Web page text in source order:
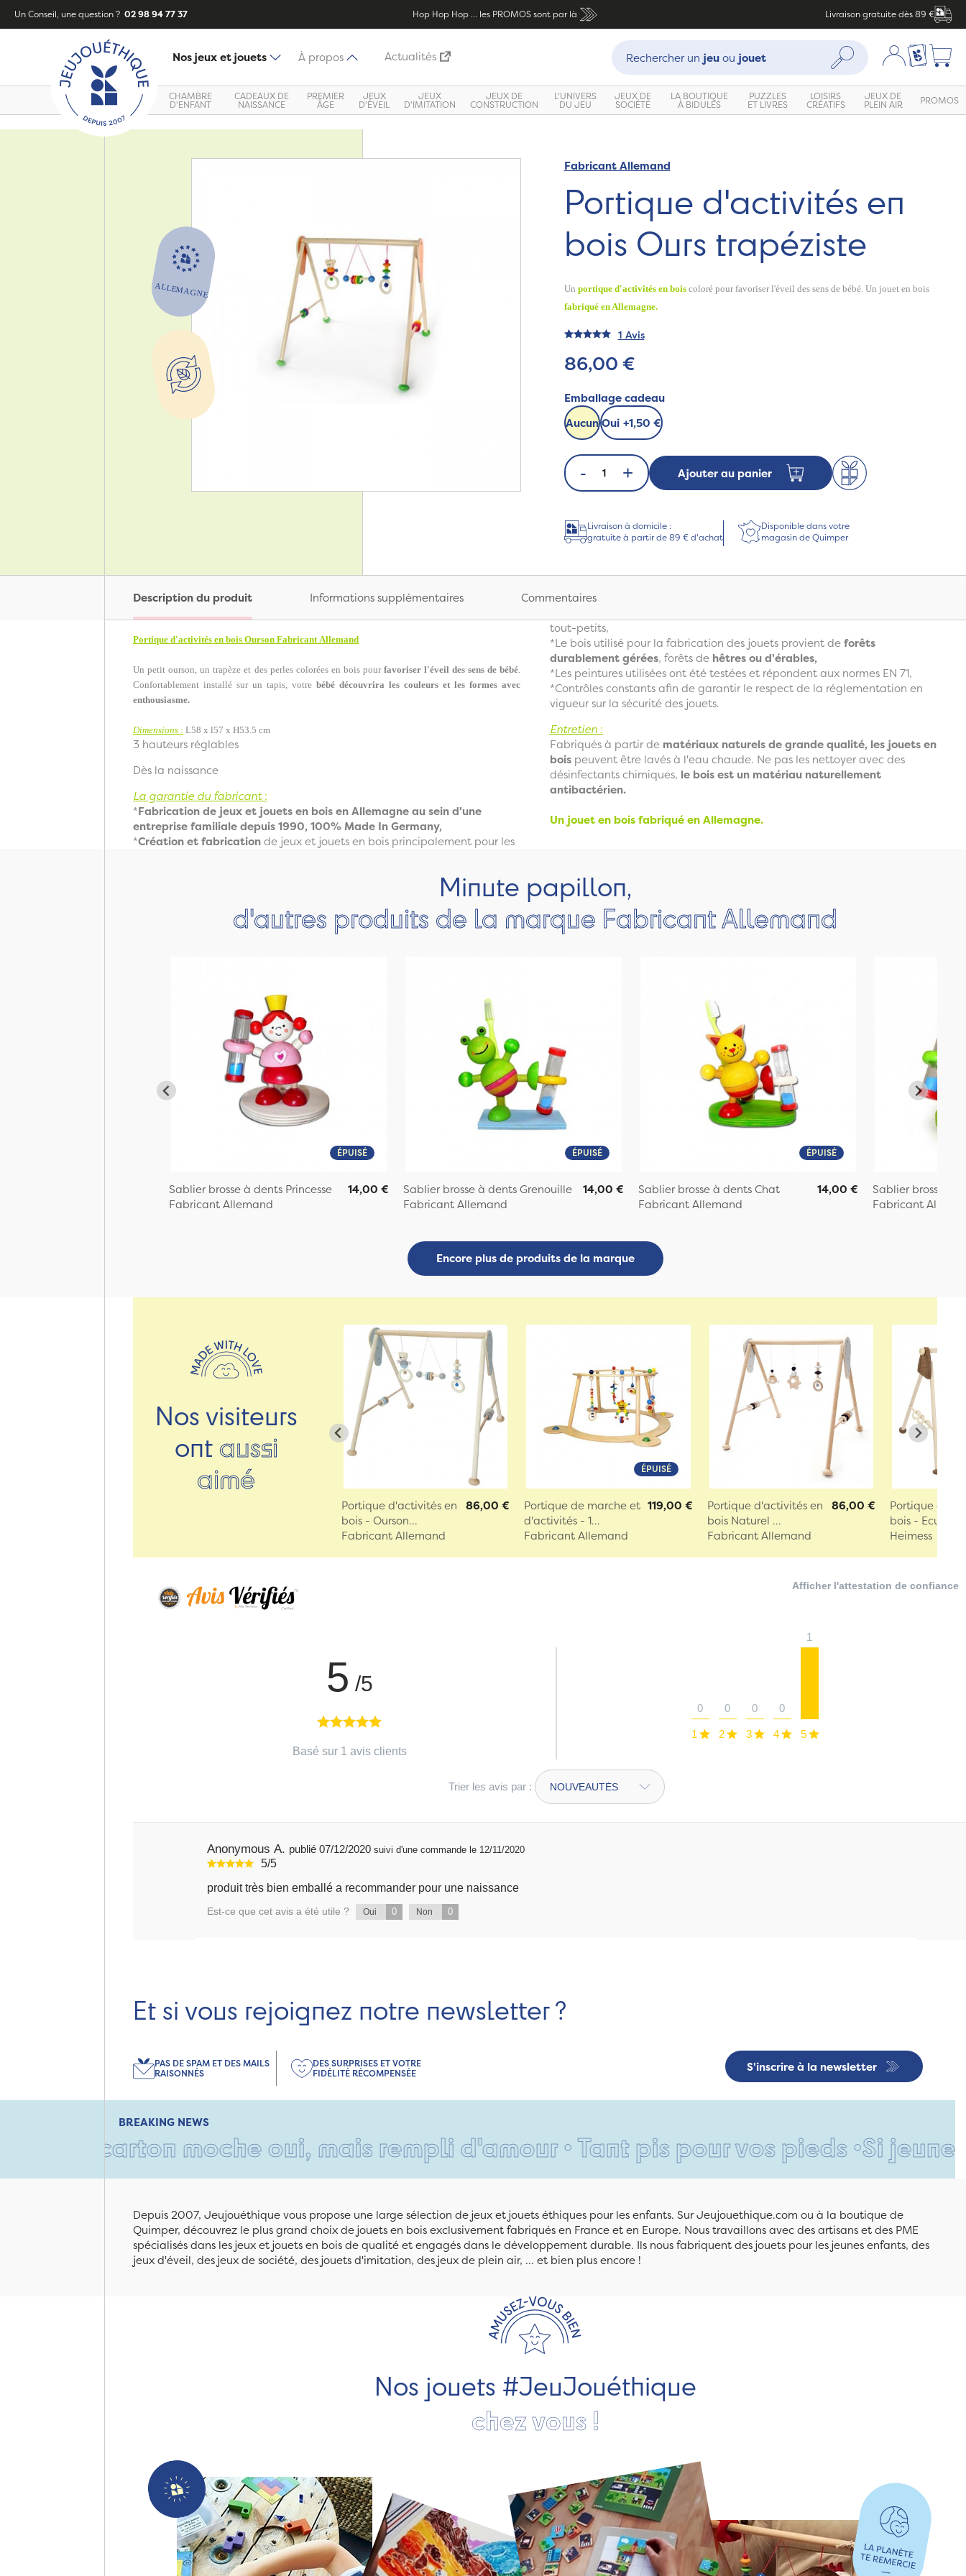
Un Conseil, une question ? 02 98 94 77 37 Hop Hop Hop ... les PROMOS sont par là Livraison gratuite dès 89 €
Nos jeux et jouets À propos Actualités
Recherche :
Rechercher un jeuou jouet Rechercher Mon compte
Ma liste
CHAMBRE
D'ENFANT
CADEAUX DE
NAISSANCE
PREMIER
ÂGE
JEUX
D'ÉVEIL
JEUX
D'IMITATION
JEUX DE
CONSTRUCTION
L'UNIVERS
DU JEU
JEUX DE
SOCIÉTÉ
LA BOUTIQUE
À BIDULES
PUZZLES
ET LIVRES
LOISIRS
CRÉATIFS
JEUX DE
PLEIN AIR PROMOS
Fabricant Allemand
Portique d'activités en
bois Ours trapéziste
Un portique d'activités en boiscoloré pour favoriser l'éveil des sens de bébé. Un jouet en bois
fabriqué en Allemagne.
1 Avis
86,00 €
Emballage cadeau
AucunOui +1,50 €
- + Ajouter au panier
Livraison à domicile :
gratuite à partir de 89 € d'achat
Disponible dans votre
magasin de Quimper
Description du produit Informations supplémentaires Commentaires
Portique d'activités en bois Ourson Fabricant Allemand
Un petit ourson, un trapèze et des perles colorées en bois pour favoriser l'éveil des sens de bébé.
Confortablement installé sur un tapis, votre bébé découvrira les couleurs et les formes avec
enthousiasme.
Dimensions : L58 x l57 x H53.5 cm
3 hauteurs réglables
Dès la naissance
La garantie du fabricant:
*Fabrication de jeux et jouets en bois en Allemagne au sein d'une
entreprise familiale depuis 1990, 100% Made In Germany,
*Création et fabricationde jeux et jouets en bois principalement pour les
tout-petits,
*Le bois utilisé pour la fabrication des jouets provient deforêts
durablement gérées, forêts de hêtres ou d'érables,
*Les peintures utilisées ont été testées et répondent aux normes EN 71,
*Contrôles constants afin de garantir le respect de la réglementation en
vigueur sur la sécurité des jouets.
Entretien:
Fabriqués à partir de matériaux naturels de grande qualité, les jouets en
bois peuvent être lavés à l'eau chaude. Ne pas les nettoyer avec des
désinfectants chimiques, le bois est un matériau naturellement
antibactérien.
Un jouet en bois fabriqué en Allemagne.
Minute papillon,
d'autres produits de la marque Fabricant Allemand
ÉPUISÉ
Sablier brosse à dents Princesse
Fabricant Allemand
14,00 €
ÉPUISÉ
Sablier brosse à dents Grenouille
Fabricant Allemand
14,00 €
ÉPUISÉ
Sablier brosse à dents Chat
Fabricant Allemand
14,00 €
Sablier brosse à
Fabricant
Encore plus de produits de la marque
Nos visiteurs
ont aussi
aimé
Portique d'activités en
bois - Ourson...
Fabricant Allemand
86,00 €
ÉPUISÉ
Portique de marche et
d'activités - 1...
Fabricant Allemand
119,00 €
Portique d'activités en
bois Naturel ...
Fabricant Allemand
86,00 €
Portique
bois - Ecureu...
Heimess
Afficher l'attestation de confiance
5 /5
Basé sur 1 avis clients
1
0
2
0
3
0
4
0
5
1
Trier les avis par :
Anonymous A. publié 07/12/2020suivi d'une commande le 12/11/2020
5/5
produit très bien emballé a recommander pour une naissance
Est-ce que cet avis a été utile ? Oui 0 Non 0
Et si vous rejoignez notre newsletter ?
S'inscrire à la newsletter
PAS DE SPAM ET DES MAILS
RAISONNÉS
DES SURPRISES ET VOTRE
FIDÉLITÉ RÉCOMPENSÉE
BREAKING NEWS
moche oui, mais rempli d'amour • Tant pis pour vos pieds •Si jeune et
Depuis 2007, Jeujouéthique vous propose une large sélection de jeux et jouets éthiques pour les enfants. Sur Jeujouethique.com ou à la boutique de
Quimper, découvrez le plus grand choix de jouets en bois exclusivement fabriqués en France et en Europe. Nous travaillons avec des artisans et des PME
spécialisés dans les jeux et jouets en bois de qualité et engagés dans le développement durable. Ils nous fabriquent des jouets pour les jeunes enfants, des
jeux d'éveil, des jeux de société, des jouets d'imitation, des jeux de plein air, ... et bien plus encore !
Nos jouets #JeuJouéthique
chez vous !